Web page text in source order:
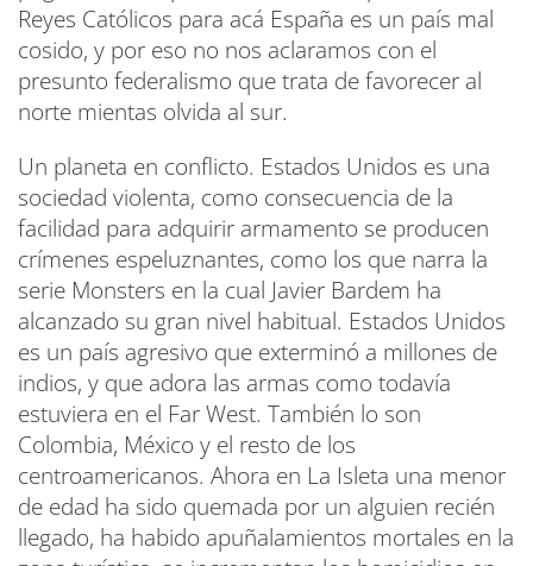
Reyes Católicos para acá España es un país mal
cosido, y por eso no nos aclaramos con el
presunto federalismo que trata de favorecer al
norte mientas olvida al sur.
Un planeta en conflicto. Estados Unidos es una
sociedad violenta, como consecuencia de la
facilidad para adquirir armamento se producen
crímenes espeluznantes, como los que narra la
serie Monsters en la cual Javier Bardem ha
alcanzado su gran nivel habitual. Estados Unidos
es un país agresivo que exterminó a millones de
indios, y que adora las armas como todavía
estuviera en el Far West. También lo son
Colombia, México y el resto de los
centroamericanos. Ahora en La Isleta una menor
de edad ha sido quemada por un alguien recién
llegado, ha habido apuñalamientos mortales en la